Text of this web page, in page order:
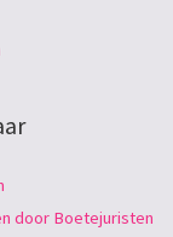
door Boetejuristen